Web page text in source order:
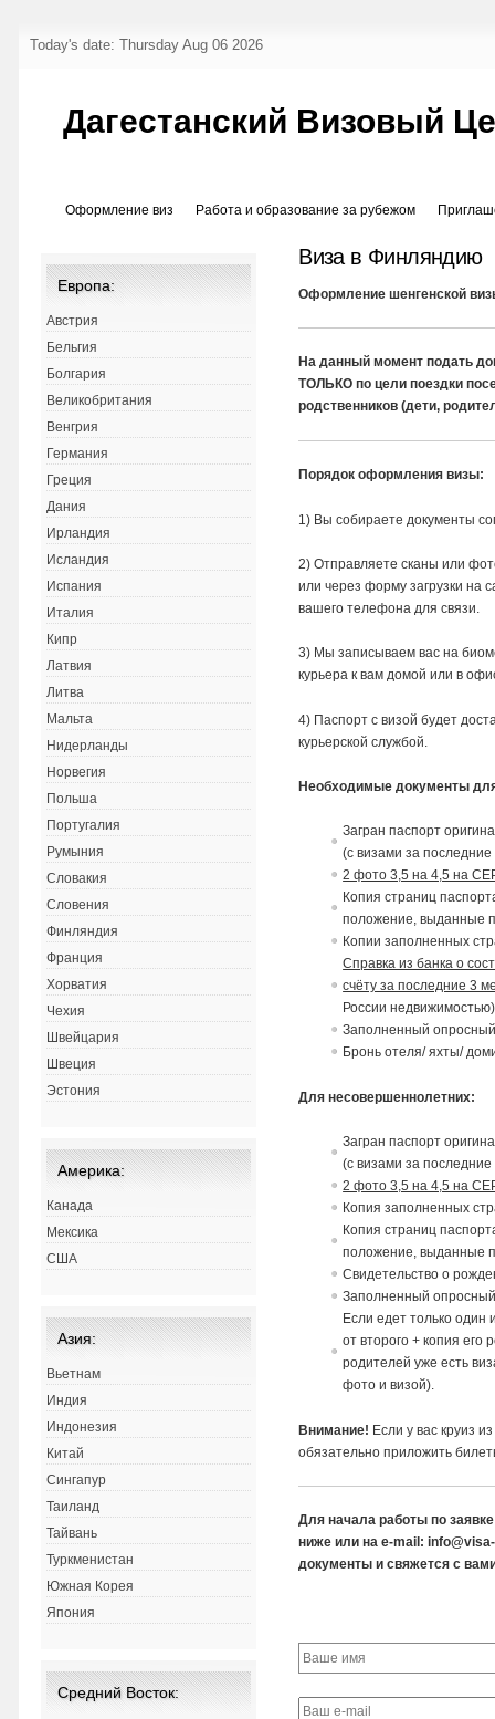
Today's date: Thursday Aug 06 2026
Дагестанский Визовый
Оформление виз Работа и образование за рубежом
Виза в Финляндию
Оформление шенгенской
На данный момент подать
ТОЛЬКО по цели поездки
родственников (дети,
Порядок оформления визы:
1) Вы собираете документы
2) Отправляете сканы или
или через форму загрузки на
вашего телефона для связи.
3) Мы записываем вас на
курьера к вам домой или в
4) Паспорт с визой будет
курьерской службой.
Необходимые документы
Загран паспорт
(свизами за
2 фото 3,5 на 4,5 на
Копия страниц
положение,выданные
Копии заполненных
Справка из банка о
счёту за последние 3
России недвижимостью)
Заполненный
Бронь отеля/ яхты/
Для несовершеннолетних:
Загран паспорт оригина
(свизами за
2 фото 3,5 на 4,5 на
Копия заполненных
Копия страниц
положение,выданные
Свидетельство о
Заполненный
Если едет только
отвторого + копия его
родителей уже есть
фото и визой).
Внимание! Если у вас круиз
обязательно приложить
Для начала работы по
ниже или на e-mail:
документы и свяжется с
Европа:
Австрия
Бельгия
Болгария
Великобритания
Венгрия
Германия
Греция
Дания
Ирландия
Исландия
Испания
Италия
Кипр
Латвия
Литва
Мальта
Нидерланды
Норвегия
Польша
Португалия
Румыния
Словакия
Словения
Финляндия
Франция
Хорватия
Чехия
Швейцария
Швеция
Эстония
Америка:
Канада
Мексика
США
Азия:
Вьетнам
Индия
Индонезия
Китай
Сингапур
Таиланд
Тайвань
Туркменистан
Южная Корея
Япония
Средний Восток: